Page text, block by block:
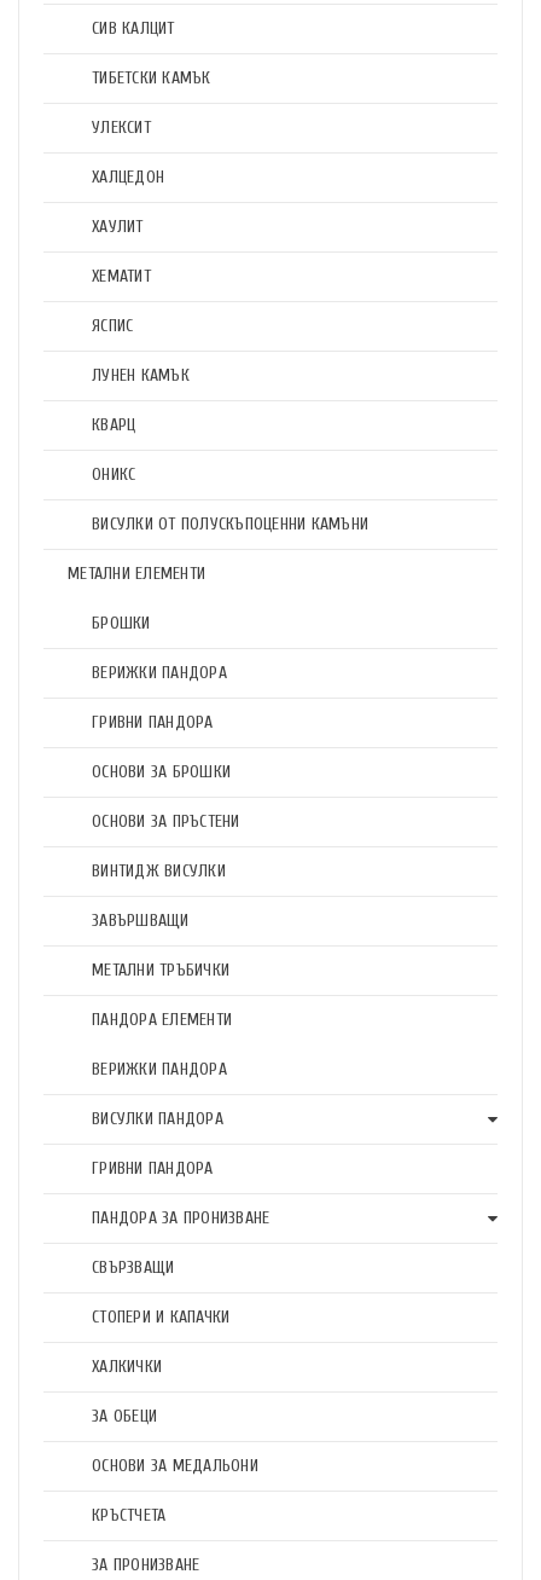
СИВ КАЛЦИТ
ТИБЕТСКИ КАМЪК
УЛЕКСИТ
ХАЛЦЕДОН
ХАУЛИТ
ХЕМАТИТ
ЯСПИС
ЛУНЕН КАМЪК
КВАРЦ
ОНИКС
ВИСУЛКИ ОТ ПОЛУСКЪПОЦЕННИ КАМЪНИ
МЕТАЛНИ ЕЛЕМЕНТИ
БРОШКИ
ВЕРИЖКИ ПАНДОРА
ГРИВНИ ПАНДОРА
ОСНОВИ ЗА БРОШКИ
ОСНОВИ ЗА ПРЪСТЕНИ
ВИНТИДЖ ВИСУЛКИ
ЗАВЪРШВАЩИ
МЕТАЛНИ ТРЪБИЧКИ
ПАНДОРА ЕЛЕМЕНТИ
ВЕРИЖКИ ПАНДОРА
ВИСУЛКИ ПАНДОРА
ГРИВНИ ПАНДОРА
ПАНДОРА ЗА ПРОНИЗВАНЕ
СВЪРЗВАЩИ
СТОПЕРИ И КАПАЧКИ
ХАЛКИЧКИ
ЗА ОБЕЦИ
ОСНОВИ ЗА МЕДАЛЬОНИ
КРЪСТЧЕТА
ЗА ПРОНИЗВАНЕ